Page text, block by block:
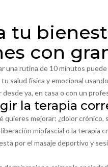
tu
con
una rutina de 10 minutos
salud física y emocional
ya, en casa o con un
la terapia
quieres mejorar: ¿dolor
liberación miofascial o la terapia
por el masaje deportivo y